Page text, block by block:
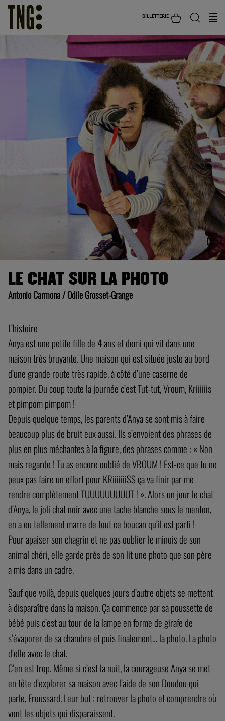
BILLETTERIE
LE CHAT SUR LA PHOTO
Antonio Carmona / Odile Grosset-Grange
L’histoire
Anya est une petite fille de 4 ans et demi qui vit dans une
maison très bruyante. Une maison qui est située juste au bord
d’une grande route très rapide, à côté d’une caserne de
pompier. Du coup toute la journée c’est Tut-tut, Vroum, Kriiiiiis
et pimpom pimpom !
Depuis quelque temps, les parents d’Anya se sont mis à faire
beaucoup plus de bruit eux aussi. Ils s’envoient des phrases de
plus en plus méchantes à la figure, des phrases comme : « Non
mais regarde ! Tu as encore oublié de VROUM ! Est-ce que tu ne
peux pas faire un effort pour KRiiiiiiiSS ça va finir par me
rendre complètement TUUUUUUUUUT ! ». Alors un jour le chat
d’Anya, le joli chat noir avec une tache blanche sous le menton,
en a eu tellement marre de tout ce boucan qu’il est parti !
Pour apaiser son chagrin et ne pas oublier le minois de son
animal chéri, elle garde près de son lit une photo que son père
a mis dans un cadre.
Sauf que voilà, depuis quelques jours d’autre objets se mettent
à disparaître dans la maison. Ça commence par sa poussette de
bébé puis c’est au tour de la lampe en forme de girafe de
s’évaporer de sa chambre et puis finalement… la photo. La photo
d’elle avec le chat.
C’en est trop. Même si c’est la nuit, la courageuse Anya se met
en tête d’explorer sa maison avec l’aide de son Doudou qui
parle, Froussard. Leur but : retrouver la photo et comprendre où
vont les objets qui disparaissent.